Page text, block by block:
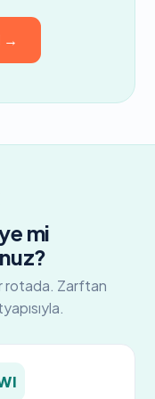
→
mi
rotada. Zarftan